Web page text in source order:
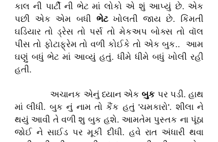
કાલ ની પાર્ટી ની ભેટ માં લોકો એ શું આપ્યું છે. એક
પછી એક એમ બધીભેટખોલતી જાય છે. કિંમતી
ઘડિયાર તો ડ્રેસ તો પર્સ તો મેકઅપ બોક્સ તો વૉલ
પીસ તો ફોટાફ્રેમ તો વળી કોઈકે તો એક બુક.. આમ
ઘણું બધું ભેટ માં આવ્યું હતું. ધીમે ધીમે બધું ખોલી રહી
હતી.
અચાનક એનું ધ્યાન એક બુક પર પડી. હાથ
માં લીધી. બુક નું નામ તો કૈંક હતું 'ચમકારો'. શીલા ને
થયું આવી તે વળી શુ બુક હશે. આમતેમ પુસ્તક ના પૂંઠા
જોઈ ને સાઈડ પર મૂકી દીધી. હવે રાત અંધારી થવા